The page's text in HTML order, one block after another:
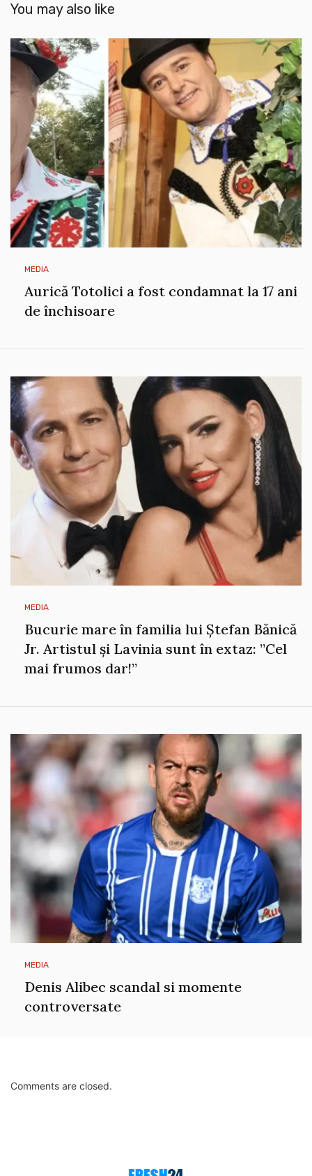
You may also like
MEDIA
Aurică Totolici a fost condamnat la 17 ani
de închisoare
MEDIA
Bucurie mare în familia lui Ștefan Bănică
Jr. Artistul și Lavinia sunt în extaz: ”Cel
mai frumos dar!”
MEDIA
Denis Alibec scandal si momente
controversate
Comments are closed.